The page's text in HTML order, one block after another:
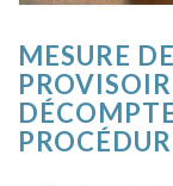
MESURE